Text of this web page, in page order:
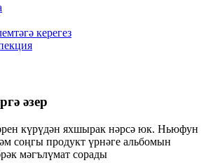
керегез
әзер
күрүдән яхшырак нәрсә юк. Ньюфун
соңгы продукт үрнәге альбомын
мәгълүмат сорады